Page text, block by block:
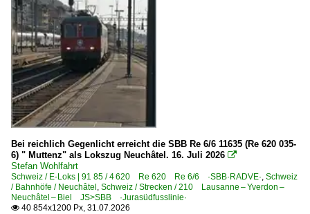
Bahn und Landschaft
Bahn und Menschen
Bahnprojekt Stuttgart - Ulm
Berlin-Warschau-Express
Berühmte Züge | Züge mit Namen
Experimente - Anders gesehen
ICE-Ersatzverkehr
TEE- und Rheingold-Züge
Wetterkapriolen/Hardcore-Wetter
Grenzverkehr
Bei reichlich Gegenlicht erreicht die SBB Re 6/6 11635 (Re 620 035-
6) " Muttenz" als Lokszug Neuchâtel. 16. Juli 2026 
Stefan Wohlfahrt
Schweiz / E-Loks | 91 85 / 4 620 Re 620 Re 6/6 ·SBB·RADVE·, Schweiz
/ Bahnhöfe / Neuchâtel , Schweiz / Strecken / 210 Lausanne – Yverdon –
Neuchâtel – Biel JS>SBB ·Jurasüdfusslinie·
 40 854x1200 Px, 31.07.2026